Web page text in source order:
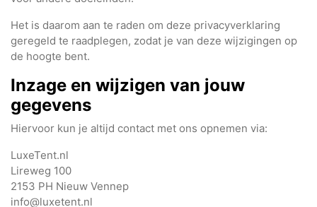
Het is daarom aan te raden om deze privacyverklaring
geregeld te raadplegen, zodat je van deze wijzigingen op
de hoogte bent.
Inzage en wijzigen van jouw
gegevens
Hiervoor kun je altijd contact met ons opnemen via:
LuxeTent.nl
Lireweg 100
2153 PH Nieuw Vennep
info@luxetent.nl